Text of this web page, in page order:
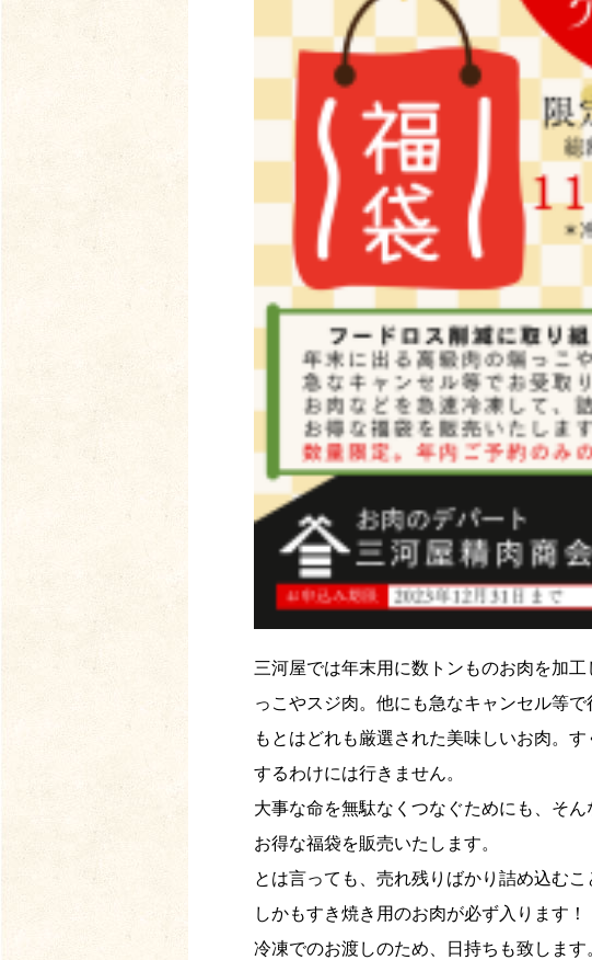
三河屋では年末用に数トンものお肉を加
っこやスジ肉。他にも急なキャンセル等で
もとはどれも厳選された美味しいお肉。
するわけには行きません。
大事な命を無駄なくつなぐためにも、そ
お得な福袋を販売いたします。
とは言っても、売れ残りばかり詰め込むこ
しかもすき焼き用のお肉が必ず入ります！
冷凍でのお渡しのため、日持ちも致します